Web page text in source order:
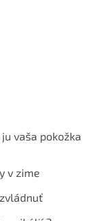
vaša pokožka
v zime